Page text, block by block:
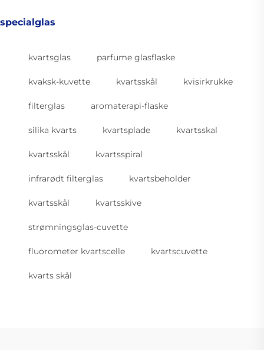
specialglas
kvartsglas parfume glasflaske
kvaksk-kuvette kvartsskål kvisirkrukke
filterglas aromaterapi-flaske
silika kvarts kvartsplade kvartsskal
kvartsskål kvartsspiral
infrarødt filterglas kvartsbeholder
kvartsskål kvartsskive
strømningsglas-cuvette
fluorometer kvartscelle kvartscuvette
kvarts skål